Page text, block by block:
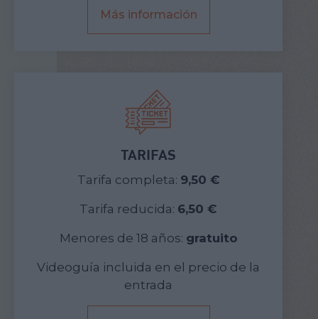
Más información
TARIFAS
Tarifa completa: 9,50 €
Tarifa reducida: 6,50 €
Menores de 18 años: gratuito
Videoguía incluida en el precio de la
entrada